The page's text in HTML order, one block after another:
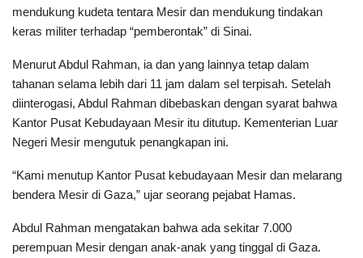
mendukung kudeta tentara Mesir dan mendukung tindakan
keras militer terhadap “pemberontak” di Sinai.
Menurut Abdul Rahman, ia dan yang lainnya tetap dalam
tahanan selama lebih dari 11 jam dalam sel terpisah. Setelah
diinterogasi, Abdul Rahman dibebaskan dengan syarat bahwa
Kantor Pusat Kebudayaan Mesir itu ditutup. Kementerian Luar
Negeri Mesir mengutuk penangkapan ini.
“Kami menutup Kantor Pusat kebudayaan Mesir dan melarang
bendera Mesir di Gaza,” ujar seorang pejabat Hamas.
Abdul Rahman mengatakan bahwa ada sekitar 7.000
perempuan Mesir dengan anak-anak yang tinggal di Gaza.